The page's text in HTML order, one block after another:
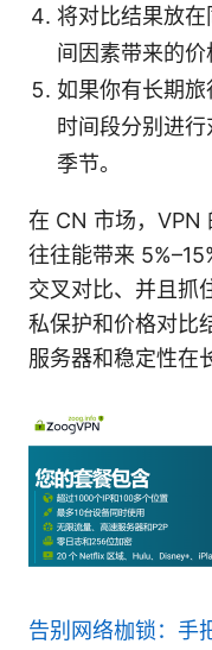
将对比结果放
间因素带来的价
如果你有长期
时间段分别进
季节。
在 CN 市场，VPN
往往能带来
交叉对比、并且抓
私保护和价格对比
服务器和稳定性在
告别网络枷锁：手